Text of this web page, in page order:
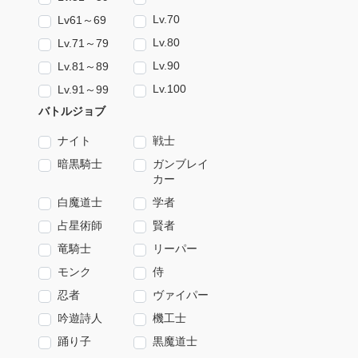
Lv61～69
Lv.70
Lv.71～79
Lv.80
Lv.81～89
Lv.90
Lv.91～99
Lv.100
バトルジョブ
ナイト
戦士
暗黒騎士
ガンブレイ
カー
白魔道士
学者
占星術師
賢者
竜騎士
リーパー
モンク
侍
忍者
ヴァイパー
吟遊詩人
機工士
踊り子
黒魔道士